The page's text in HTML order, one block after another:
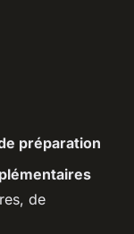
préparation
de